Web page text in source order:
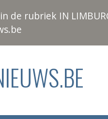
de rubriek IN